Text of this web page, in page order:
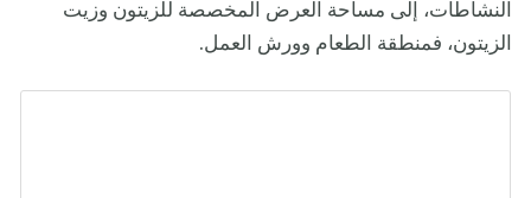
النشاطات، إلى مساحة العرض المخصصة للزيتون وزيت
الزيتون، فمنطقة الطعام وورش العمل.